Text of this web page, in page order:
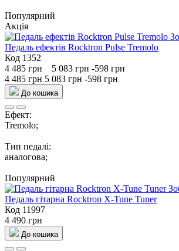
Популярний
Акція
Педаль ефектів Rocktron Pulse Tremolo
Код 1352
4 485 грн 5 083 грн -598 грн
4 485 грн 5 083 грн -598 грн
До кошика
Ефект:
Tremolo;
Тип педалі:
аналогова;
Популярний
Педаль гітарна Rocktron X-Tune Tuner
Код 11997
4 490 грн
До кошика